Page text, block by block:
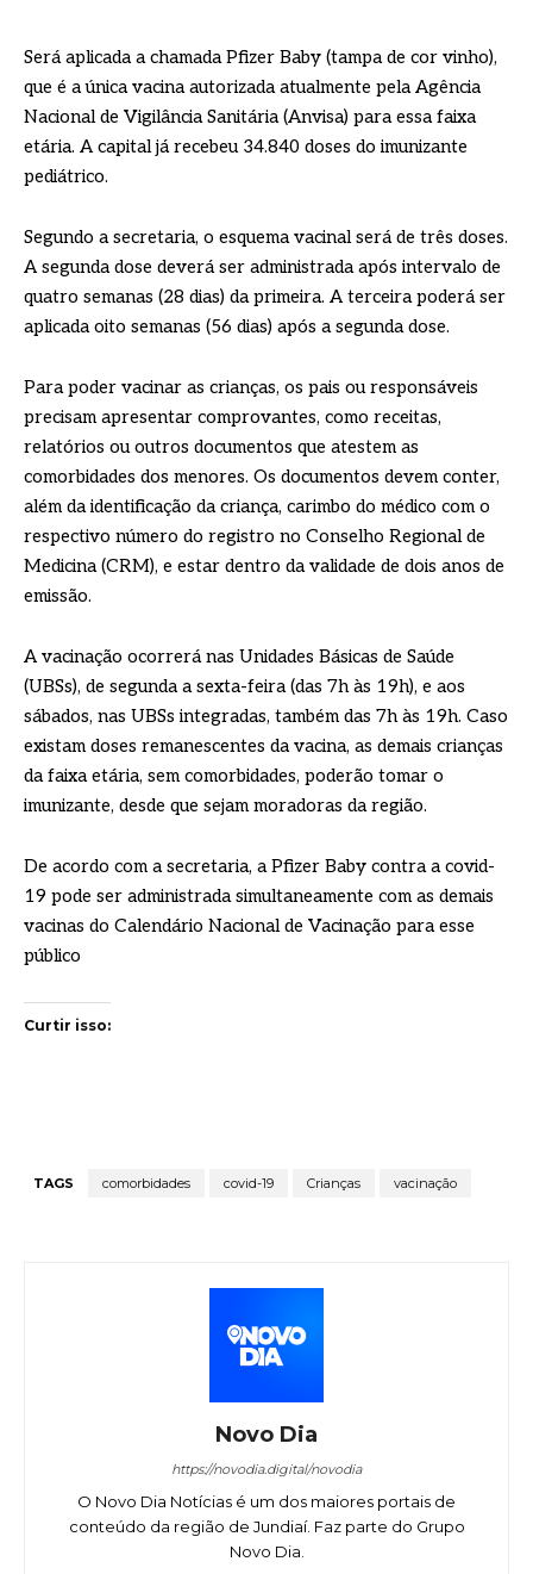
Será aplicada a chamada Pfizer Baby (tampa de cor vinho),
que é a única vacina autorizada atualmente pela Agência
Nacional de Vigilância Sanitária (Anvisa) para essa faixa
etária. A capital já recebeu 34.840 doses do imunizante
pediátrico.
Segundo a secretaria, o esquema vacinal será de três doses.
A segunda dose deverá ser administrada após intervalo de
quatro semanas (28 dias) da primeira. A terceira poderá ser
aplicada oito semanas (56 dias) após a segunda dose.
Para poder vacinar as crianças, os pais ou responsáveis
precisam apresentar comprovantes, como receitas,
relatórios ou outros documentos que atestem as
comorbidades dos menores. Os documentos devem conter,
além da identificação da criança, carimbo do médico com o
respectivo número do registro no Conselho Regional de
Medicina (CRM), e estar dentro da validade de dois anos de
emissão.
A vacinação ocorrerá nas Unidades Básicas de Saúde
(UBSs), de segunda a sexta-feira (das 7h às 19h), e aos
sábados, nas UBSs integradas, também das 7h às 19h. Caso
existam doses remanescentes da vacina, as demais crianças
da faixa etária, sem comorbidades, poderão tomar o
imunizante, desde que sejam moradoras da região.
De acordo com a secretaria, a Pfizer Baby contra a covid-
19 pode ser administrada simultaneamente com as demais
vacinas do Calendário Nacional de Vacinação para esse
público
Curtir isso:
TAGS comorbidades covid-19 Crianças vacinação
Novo Dia
https://novodia.digital/novodia
O Novo Dia Notícias é um dos maiores portais de
conteúdo da região de Jundiaí. Faz parte do Grupo
Novo Dia.